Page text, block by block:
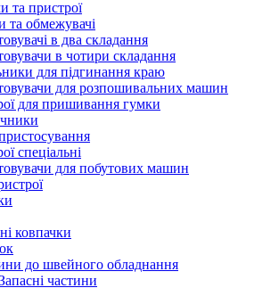
та пристрої
та обмежувачі
в два складання
в чотири складання
для підгинання краю
для розпошивальних машин
для пришивання гумки
спеціальні
для побутових машин
ковпачки
до швейного обладнання
частини